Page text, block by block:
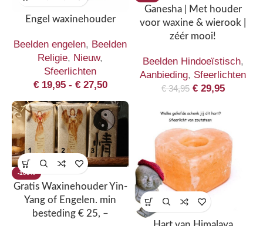
Engel waxinehouder
Beelden engelen, Beelden
Religie, Nieuw,
Sfeerlichten
€19,95 - €27,50
Ganesha | Met houder
voor waxine & wierook |
zéér mooi!
Beelden Hindoeïstisch,
Aanbieding, Sfeerlichten
€34,95 €29,95
-100%
Gratis Waxinehouder Yin-
Yang of Engelen. min
besteding € 25, –